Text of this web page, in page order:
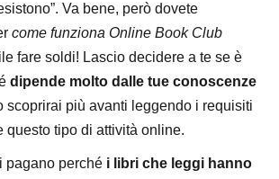
Va bene, però dovete
come funziona Online Book Club
fare soldi! Lascio decidere a te se è
dipende molto dalle tue conoscenze
scoprirai più avanti leggendo i requisiti
questo tipo di attività online.
pagano perché i libri che leggi hanno